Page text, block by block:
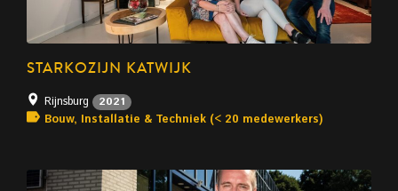
STARKOZIJN KATWIJK
Rijnsburg 2021
Bouw, Installatie & Techniek (< 20 medewerkers)